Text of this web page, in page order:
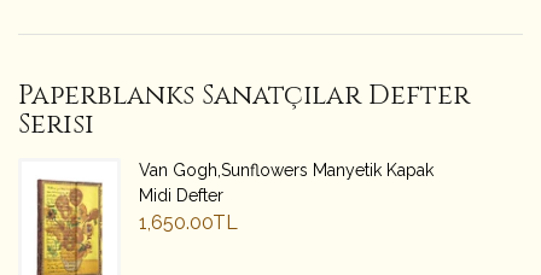
Paperblanks Sanatçılar Defter
Serisi
Van Gogh,Sunflowers Manyetik Kapak
Midi Defter
1,650.00TL